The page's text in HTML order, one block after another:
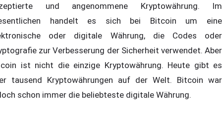
und angenommene Kryptowährung. Im
handelt es sich bei Bitcoin um eine
oder digitale Währung, die Codes oder
zur Verbesserung der Sicherheit verwendet. Aber
ist nicht die einzige Kryptowährung. Heute gibt es
tausend Kryptowährungen auf der Welt. Bitcoin war
schon immer die beliebteste digitale Währung.